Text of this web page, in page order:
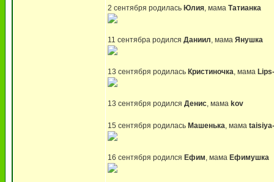
2 сентября родилась Юлия, мама Татианка
11 сентябра родился Даниил, мама Янушка
13 сентября родилась Кристиночка, мама
13 сентября родился Денис, мама kov
15 сентября родилась Машенька, мама
16 сентября родился Ефим, мама Ефимушка